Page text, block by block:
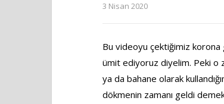
3 Nisan 2020
Bu videoyu çektiğimiz korona
ümit ediyoruz diyelim. Peki o
ya da bahane olarak
dökmenin zamanı geldi